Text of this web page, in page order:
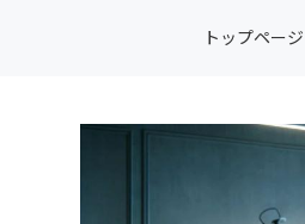
トップページ